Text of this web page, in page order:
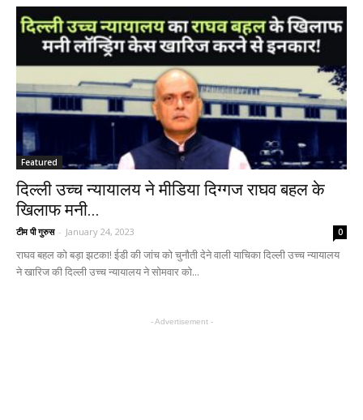
Featured
दिल्ली उच्च न्यायालय ने मीडिया दिग्गज राघव बहल के
खिलाफ मनी...
टीम पी गुरुस - January 24, 2023 0
राघव बहल को बड़ा झटका! ईडी की जांच को चुनौती देने वाली याचिका दिल्ली उच्च न्यायालय
ने खारिज की दिल्ली उच्च न्यायालय ने सोमवार को...
- Advertisement -